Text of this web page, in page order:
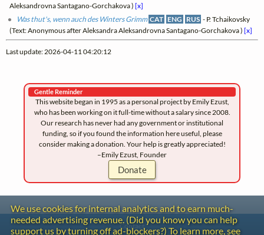
Aleksandrovna Santagano-Gorchakova )[x]
Was thut's, wenn auch des Winters Grimm CAT ENG RUS - P. Tchaikovsky
(Text: Anonymous after Aleksandra Aleksandrovna Santagano-Gorchakova )[x]
Last update: 2026-04-11 04:20:12
Gentle Reminder
This website began in 1995 as a personal project by Emily Ezust,
who has been working on it full-time without a salary since 2008.
Our research has never had any government or institutional
funding, so if you found the information here useful, please
consider making a donation. Your help is greatly appreciated!
–Emily Ezust, Founder
Donate
We use cookies for internal analytics and to earn much-
needed advertising revenue. (Did you know you can help
support us by turning off ad-blockers?) To learn more, see
Contact